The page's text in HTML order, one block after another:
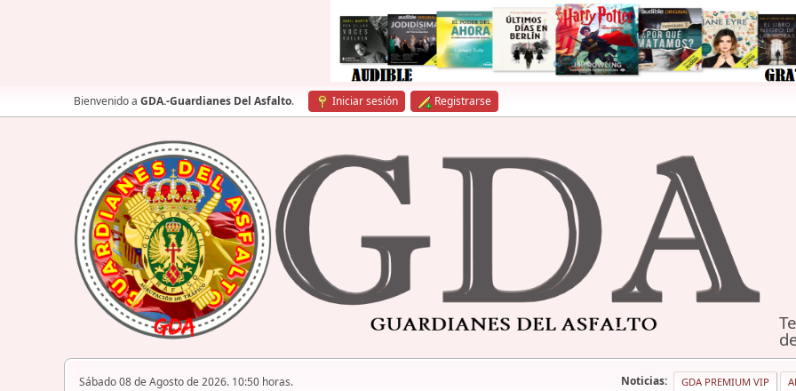
Bienvenido a GDA.-Guardianes Del Asfalto. Iniciar sesión Registrarse
Sábado 08 de Agosto de 2026. 10:50 horas. Noticias: GDA PREMIUM VIP